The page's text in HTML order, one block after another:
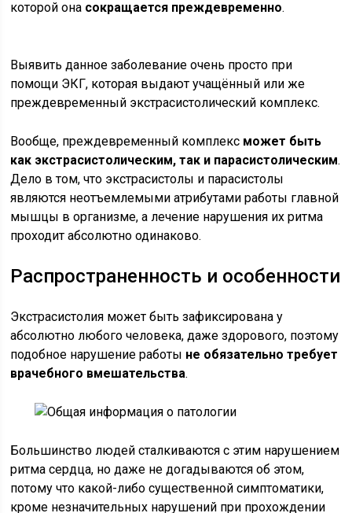
которой она сокращается преждевременно.
Выявить данное заболевание очень просто при
помощи ЭКГ, которая выдают учащённый или же
преждевременный экстрасистолический комплекс.
Вообще, преждевременный комплекс может быть
как экстрасистолическим, так и парасистолическим.
Дело в том, что экстрасистолы и парасистолы
являются неотъемлемыми атрибутами работы главной
мышцы в организме, а лечение нарушения их ритма
проходит абсолютно одинаково.
Распространенность и особенности
Экстрасистолия может быть зафиксирована у
абсолютно любого человека, даже здорового, поэтому
подобное нарушение работы не обязательно требует
врачебного вмешательства.
Большинство людей сталкиваются с этим нарушением
ритма сердца, но даже не догадываются об этом,
потому что какой-либо существенной симптоматики,
кроме незначительных нарушений при прохождении